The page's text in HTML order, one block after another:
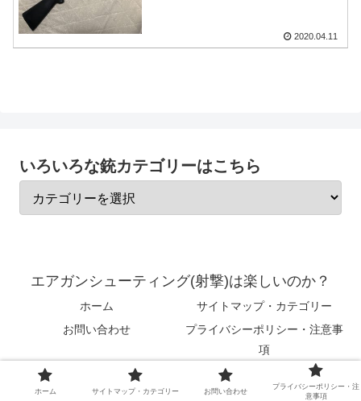
2020.04.11
いろいろな銃カテゴリーはこちら
エアガンシューティング(射撃)は楽しいのか？
ホーム
サイトマップ・カテゴリー
お問い合わせ
プライバシーポリシー・注意事
項
© 2020 エアガンシューティング(射撃)は楽しいのか？.
ホーム サイトマップ・カテゴリー お問い合わせ
プライバシーポリシー・注
意事項